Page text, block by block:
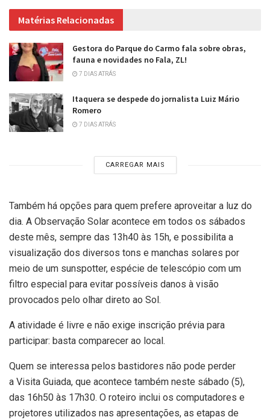
Matérias Relacionadas
Gestora do Parque do Carmo fala sobre obras,
fauna e novidades no Fala, ZL!
7 DIAS ATRÁS
Itaquera se despede do jornalista Luiz Mário
Romero
7 DIAS ATRÁS
CARREGAR MAIS
Também há opções para quem prefere aproveitar a luz do
dia. A Observação Solar acontece em todos os sábados
deste mês, sempre das 13h40 às 15h, e possibilita a
visualização dos diversos tons e manchas solares por
meio de um sunspotter, espécie de telescópio com um
filtro especial para evitar possíveis danos à visão
provocados pelo olhar direto ao Sol.
A atividade é livre e não exige inscrição prévia para
participar: basta comparecer ao local.
Quem se interessa pelos bastidores não pode perder
a Visita Guiada, que acontece também neste sábado (5),
das 16h50 às 17h30. O roteiro inclui os computadores e
projetores utilizados nas apresentações, as etapas de